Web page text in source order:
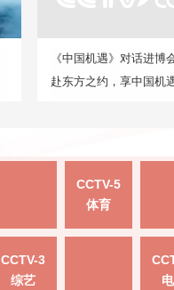
《中国机遇》对话进博
赴东方之约，享中国机
CCTV-5
体育
CCTV-3
综艺